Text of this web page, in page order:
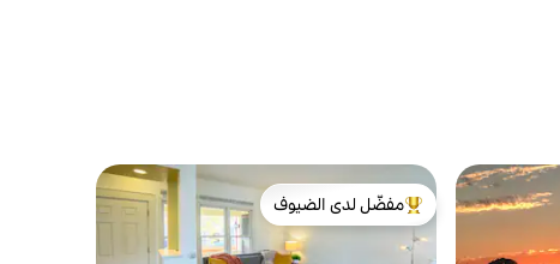
من أبرز البيوت المفضّلة لدى الضيوف
مفضّل لدى الضيوف